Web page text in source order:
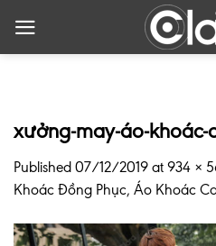
content
xưởng-may-áo-khoác-
Published 07/12/2019 at 934 ×
Khoác Đồng Phục, Áo Khoác